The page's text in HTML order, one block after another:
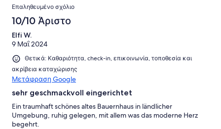
Επαληθευμένο σχόλιο
10/10 Άριστο
Elfi W.
9 Μαΐ 2024
Θετικά: Καθαριότητα, check-in, επικοινωνία, τοποθεσία και
ακρίβεια καταχώρισης
Μετάφραση Google
sehr geschmackvoll eingerichtet
Ein traumhaft schönes altes Bauernhaus in ländlicher
Umgebung, ruhig gelegen, mit allem was das moderne Herz
begehrt.